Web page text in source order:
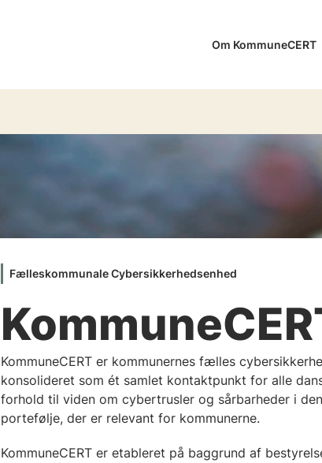
Om KommuneCERT
Fælleskommunale Cybersikkerhedsenhed
KommuneCERT er kommunernes fælles
konsolideret som ét samlet kontaktpunkt for alle
forhold til viden om cybertrusler og sårbarheder i
portefølje, der er relevant for kommunerne.
KommuneCERT er etableret på baggrund af